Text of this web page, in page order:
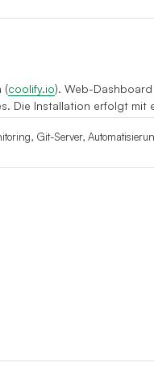
(coolify.io). Web-
Die Installation erfolgt mit
Git-Server,